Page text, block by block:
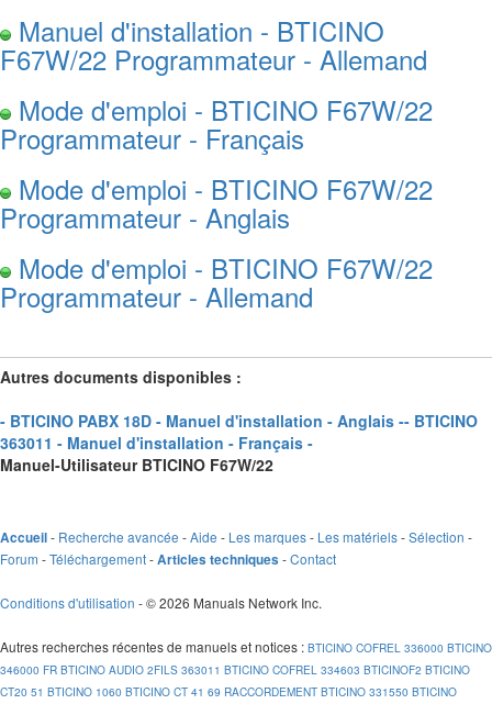
Manuel d'installation - BTICINO
F67W/22 Programmateur - Allemand
Mode d'emploi - BTICINO F67W/22
Programmateur - Français
Mode d'emploi - BTICINO F67W/22
Programmateur - Anglais
Mode d'emploi - BTICINO F67W/22
Programmateur - Allemand
Autres documents disponibles :
- BTICINO PABX 18D - Manuel d'installation - Anglais -- BTICINO
363011 - Manuel d'installation - Français -
Manuel-Utilisateur BTICINO F67W/22
Accueil- Recherche avancée -Aide - Les marques- Les matériels-Sélection -
Forum -Téléchargement-Articles techniques -Contact
Conditions d'utilisation - © 2026 Manuals Network Inc.
Autres recherches récentes de manuels et notices : BTICINO COFREL 336000 BTICINO
346000 FR BTICINO AUDIO 2FILS 363011 BTICINO COFREL 334603 BTICINOF2 BTICINO
CT20 51 BTICINO 1060 BTICINO CT 41 69 RACCORDEMENT BTICINO 331550 BTICINO